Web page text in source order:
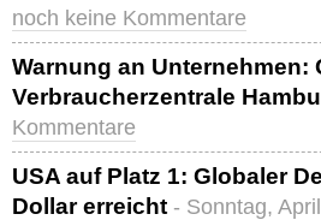
noch keine Kommentare
Warnung an Unternehmen:
Verbraucherzentrale
Kommentare
USA auf Platz 1: Globaler
Dollar erreicht - Sonntag,